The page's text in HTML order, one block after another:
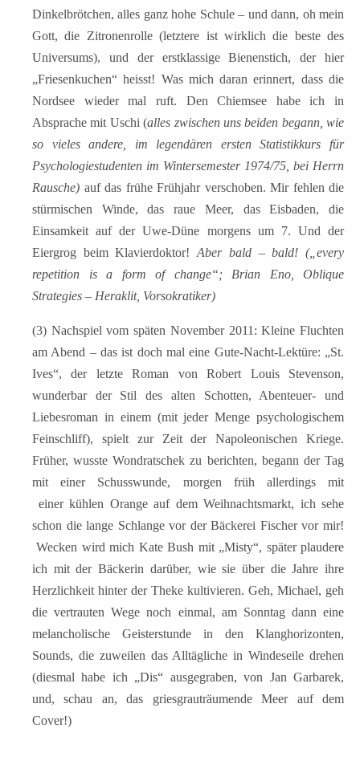
Dinkelbrötchen, alles ganz hohe Schule – und dann, oh mein
Gott, die Zitronenrolle (letztere ist wirklich die beste des
Universums), und der erstklassige Bienenstich, der hier
„Friesenkuchen“ heisst! Was mich daran erinnert, dass die
Nordsee wieder mal ruft. Den Chiemsee habe ich in
Absprache mit Uschi (alles zwischen uns beiden begann, wie
so vieles andere, im legendären ersten Statistikkurs für
Psychologiestudenten im Wintersemester 1974/75, bei Herrn
Rausche) auf das frühe Frühjahr verschoben. Mir fehlen die
stürmischen Winde, das raue Meer, das Eisbaden, die
Einsamkeit auf der Uwe-Düne morgens um 7. Und der
Eiergrog beim Klavierdoktor!Aber bald – bald! („every
repetition is a form of change“; Brian Eno, Oblique
Strategies – Heraklit, Vorsokratiker)
(3) Nachspiel vom späten November 2011: Kleine Fluchten
am Abend – das ist doch mal eine Gute-Nacht-Lektüre: „St.
Ives“, der letzte Roman von Robert Louis Stevenson,
wunderbar der Stil des alten Schotten, Abenteuer- und
Liebesroman in einem (mit jeder Menge psychologischem
Feinschliff), spielt zur Zeit der Napoleonischen Kriege.
Früher, wusste Wondratschek zu berichten, begann der Tag
mit einer Schusswunde, morgen früh allerdings mit
einer kühlen Orange auf dem Weihnachtsmarkt, ich sehe
schon die lange Schlange vor der Bäckerei Fischer vor mir!
Wecken wird mich Kate Bush mit „Misty“, später plaudere
ich mit der Bäckerin darüber, wie sie über die Jahre ihre
Herzlichkeit hinter der Theke kultivieren. Geh, Michael, geh
die vertrauten Wege noch einmal, am Sonntag dann eine
melancholische Geisterstunde in den Klanghorizonten,
Sounds, die zuweilen das Alltägliche in Windeseile drehen
(diesmal habe ich „Dis“ ausgegraben, von Jan Garbarek,
und, schau an, das griesgrauträumende Meer auf dem
Cover!)